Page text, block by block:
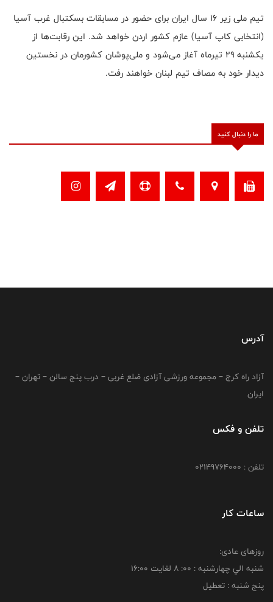
تیم ملی زیر ۱۶ سال ایران برای حضور در مسابقات بسکتبال غرب آسیا
(انتخابی کاپ آسیا) عازم کشور اردن خواهد شد. این رقابت‌ها از
یکشنبه ۲۹ تیرماه آغاز می‌شود و ملی‌پوشان کشورمان در نخستین
دیدار خود به مصاف تیم لبنان خواهند رفت.
ما را دنبال کنید
آدرس
آزاد راه کرج – مجموعه ورزشی آزادی ضلع غربی – درب پنج سالن – تهران –
ایران
تلفن و فکس
تلفن : 02149764000
ساعات کار
روزهای عادی:
شنبه الي چهارشنبه : 00: 8 لغايت 16:00
پنج شنبه : تعطیل